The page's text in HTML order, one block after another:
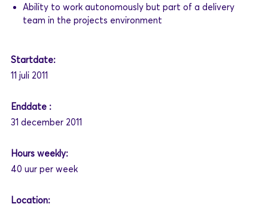
Ability to work autonomously but part of a delivery
team in the projects environment
Startdate:
11 juli 2011
Enddate :
31 december 2011
Hours weekly:
40 uur per week
Location: